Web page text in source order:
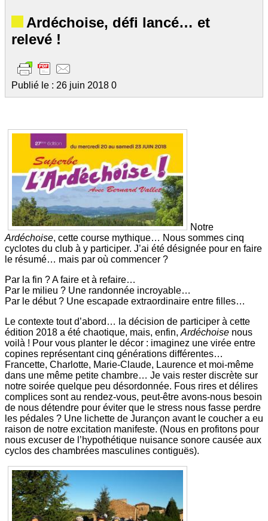
Ardéchoise, défi lancé… et
relevé !
Publié le : 26 juin 2018 0
Notre
Ardéchoise, cette course mythique… Nous sommes cinq
cyclotes du club à y participer. J’ai été désignée pour en faire
le résumé… mais par où commencer ?
Par la fin ? A faire et à refaire…
Par le milieu ? Une randonnée incroyable…
Par le début ? Une escapade extraordinaire entre filles…
Le contexte tout d’abord… la décision de participer à cette
édition 2018 a été chaotique, mais, enfin, Ardéchoise nous
voilà ! Pour vous planter le décor : imaginez une virée entre
copines représentant cinq générations différentes…
Francette, Charlotte, Marie-Claude, Laurence et moi-même
dans une même petite chambre… Je vais rester discrète sur
notre soirée quelque peu désordonnée. Fous rires et délires
complices sont au rendez-vous, peut-être avons-nous besoin
de nous détendre pour éviter que le stress nous fasse perdre
les pédales ? Une lichette de Jurançon avant le coucher a eu
raison de notre excitation manifeste. (Nous en profitons pour
nous excuser de l’hypothétique nuisance sonore causée aux
cyclos des chambrées masculines contiguës).